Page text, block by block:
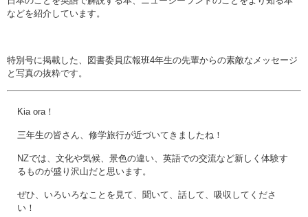
などを紹介しています。
特別号に掲載した、図書委員広報班4年生の先輩からの素敵なメッセージ
と写真の抜粋です。
Kia ora！
三年生の皆さん、修学旅行が近づいてきましたね！
NZでは、文化や気候、景色の違い、英語での交流など新しく体験す
るものが盛り沢山だと思います。
ぜひ、いろいろなことを見て、聞いて、話して、吸収してくださ
い！